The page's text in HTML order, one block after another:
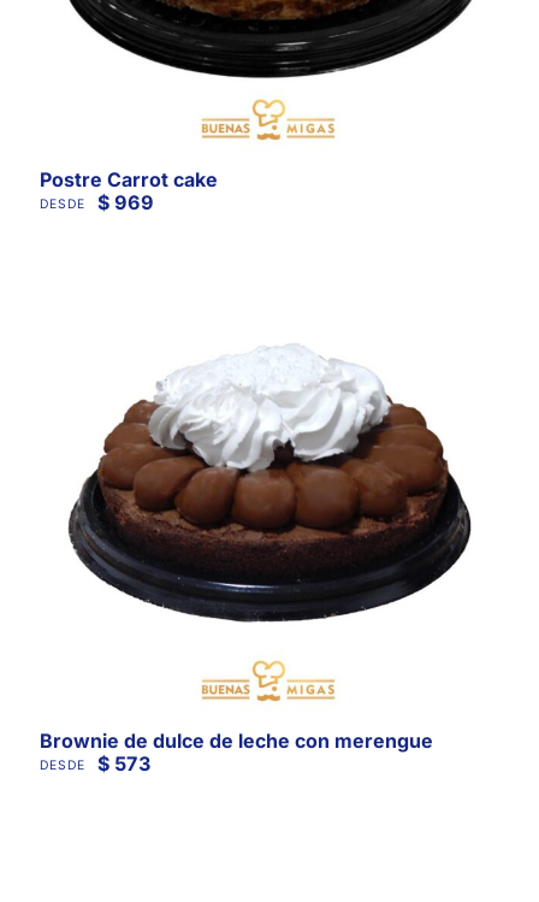
Postre Carrot cake
DESDE $969
Brownie de dulce de leche con merengue
DESDE $573